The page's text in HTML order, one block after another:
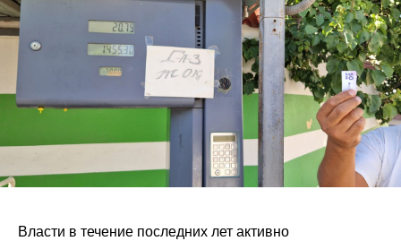
Власти в течение последних лет активно